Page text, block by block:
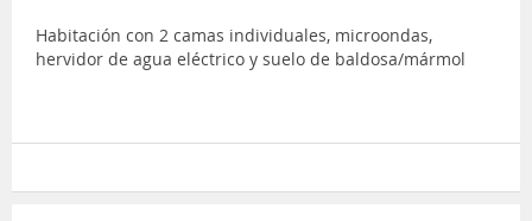
Habitación con 2 camas individuales, microondas,
hervidor de agua eléctrico y suelo de baldosa/mármol